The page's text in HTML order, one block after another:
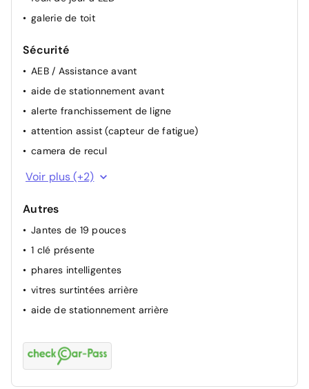
galerie de toit
Sécurité
AEB / Assistance avant
aide de stationnement avant
alerte franchissement de ligne
attention assist (capteur de fatigue)
camera de recul
ESP
Voir plus (+2)
Autres
Jantes de 19 pouces
1 clé présente
phares intelligentes
vitres surtintées arrière
aide de stationnement arrière